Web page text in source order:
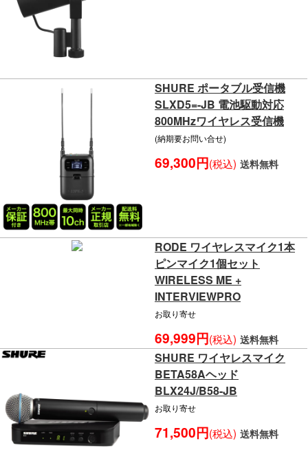
SHURE ポータブル受信機
SLXD5=-JB 電池駆動対応
800MHzワイヤレス受信機
(納期要お問い合せ)
69,300円(税込) 送料無料
RODE ワイヤレスマイク1本
ピンマイク1個セット
WIRELESS ME +
INTERVIEWPRO
お取り寄せ
69,999円(税込) 送料無料
SHURE ワイヤレスマイク
BETA58Aヘッド
BLX24J/B58-JB
お取り寄せ
71,500円(税込) 送料無料